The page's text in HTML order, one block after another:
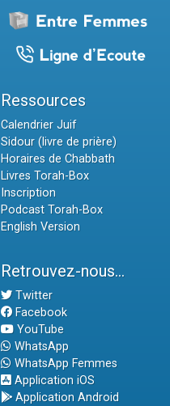
Ressources
Calendrier Juif
Sidour (livre de prière)
Horaires de Chabbath
Livres Torah-Box
Inscription
Podcast Torah-Box
English Version
Retrouvez-nous...
Twitter
Facebook
YouTube
WhatsApp
WhatsApp Femmes
Application iOS
Application Android